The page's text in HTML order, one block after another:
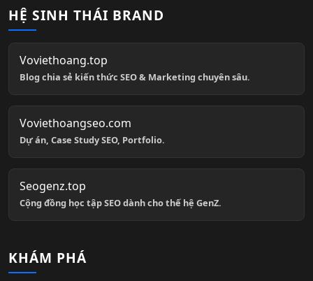
HỆ SINH THÁI BRAND
Voviethoang.top
Blog chia sẻ kiến thức SEO & Marketing chuyên sâu.
Voviethoangseo.com
Dự án, Case Study SEO, Portfolio.
Seogenz.top
Cộng đồng học tập SEO dành cho thế hệ GenZ.
KHÁM PHÁ